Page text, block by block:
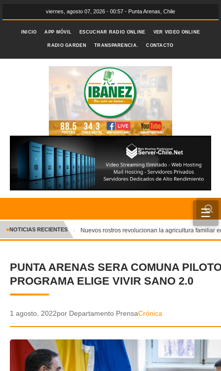
viernes, agosto 07, 2026 - 00:57 - Punta Arenas, Chile
INICIO APP MÓVIL ESCUCHAR RADIO ONLINE VER VIDEO ONLINE
RADIO GARDEN TRANSPARENCIA. CONTACTO
☰
INICIO
CRÓNICA
DEPORTES
POLICIAL
AUDIOS
✕
●NOTICIAS RECIENTES Nuevos rostros revolucionan la agricultura familiar
PUNTA ARENAS SERA COMUNA
PROGRAMA ELIGE VIVIR SANO 2.0
1 agosto, 2022por Departamento PrensaCrónica